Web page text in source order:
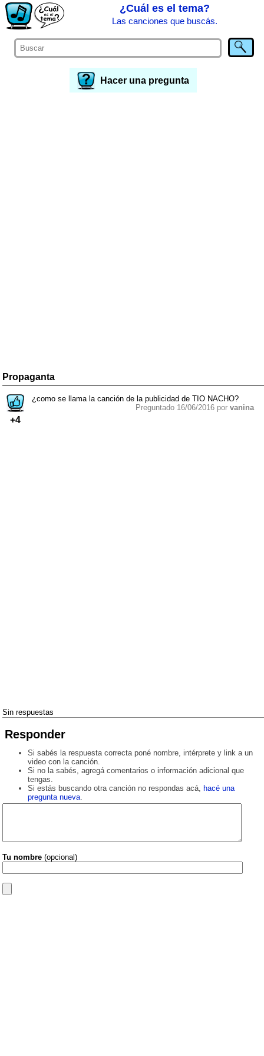
¿Cuál es el tema?
Las canciones que buscás.
Hacer una pregunta
Propaganta
+4
¿como se llama la canción de la publicidad de TIO NACHO?
Preguntado 16/06/2016 por vanina
Sin respuestas
Responder
Si sabés la respuesta correcta poné nombre, intérprete y link a un
video con la canción.
Si no la sabés, agregá comentarios o información adicional que
tengas.
Si estás buscando otra canción no respondas acá, hacé una
pregunta nueva.
Tu nombre (opcional)